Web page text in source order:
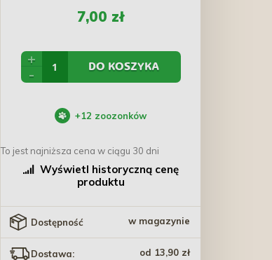
7,00 zł
+
-
DO KOSZYKA
+12 zoozonków
To jest najniższa cena w ciągu 30 dni
Wyświetl historyczną cenę
produktu
Dostępność w magazynie
Dostawa: od 13,90 zł